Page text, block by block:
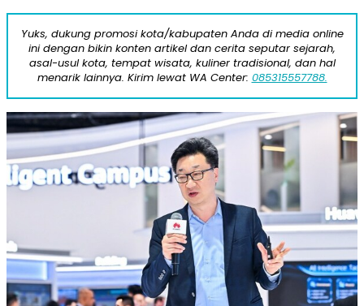
Yuks, dukung promosi kota/kabupaten Anda di media online
ini dengan bikin konten artikel dan cerita seputar sejarah,
asal-usul kota, tempat wisata, kuliner tradisional, dan hal
menarik lainnya. Kirim lewat WA Center: 085315557788.